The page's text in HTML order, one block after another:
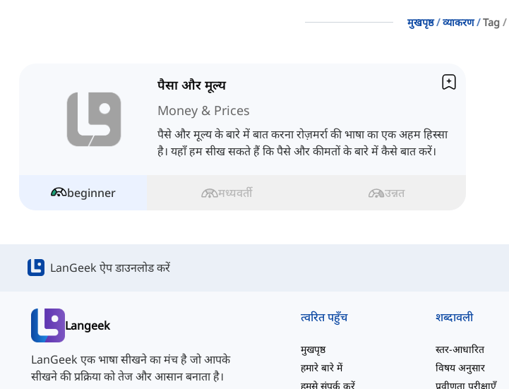
मुखपृष्ठ व्याकरण Tag
पैसा और मूल्य
Money & Prices
पैसे और मूल्य के बारे में बात करना रोज़मर्रा की भाषा का एक अहम हिस्सा
है। यहाँ हम सीख सकते हैं कि पैसे और कीमतों के बारे में कैसे बात करें।
beginner मध्यवर्ती उन्नत
LanGeek ऐप डाउनलोड करें
Langeek
LanGeek एक भाषा सीखने का मंच है जो आपके
सीखने की प्रक्रिया को तेज और आसान बनाता है।
त्वरित पहुँच
मुखपृष्ठ
हमारे बारे में
हमसे संपर्क करें
शब्दावली
स्तर-आधारित
विषय अनुसार
प्रवीणता परीक्षाएँ